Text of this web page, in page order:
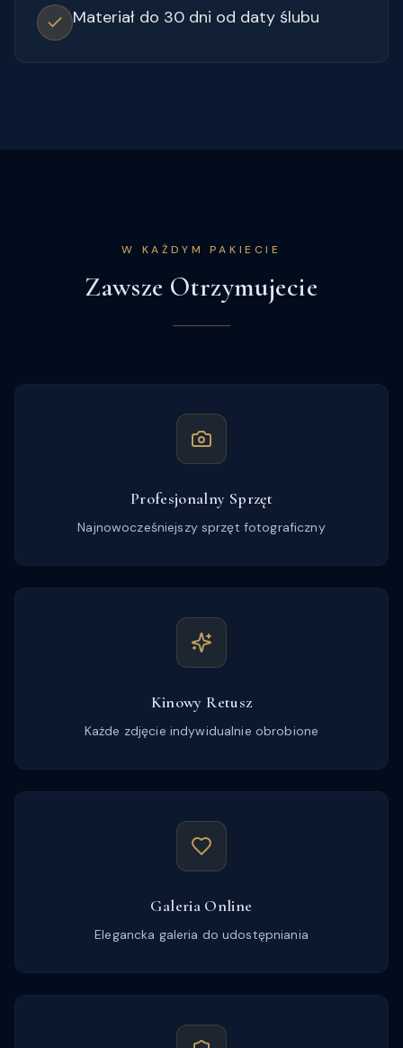
Materiał do 30 dni od daty ślubu
W KAŻDYM PAKIECIE
Zawsze Otrzymujecie
Profesjonalny Sprzęt
Najnowocześniejszy sprzęt fotograficzny
Kinowy Retusz
Każde zdjęcie indywidualnie obrobione
Galeria Online
Elegancka galeria do udostępniania